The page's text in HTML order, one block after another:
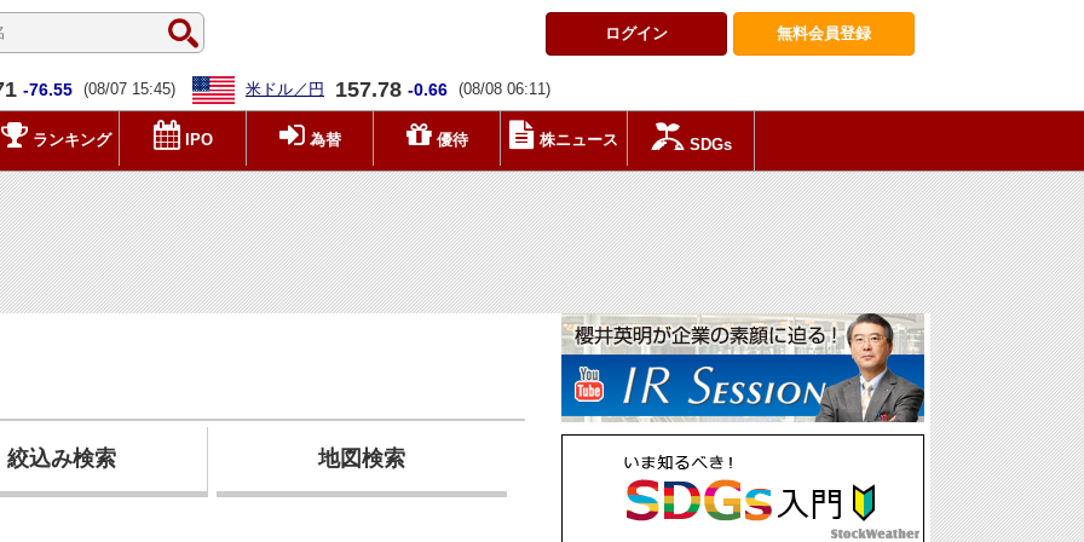
無料会員登録
ログイン
-76.55 (08/07 15:45) 米ドル／円 157.78 -0.66 (08/08 06:11)
ランキング IPO 為替 優待 株ニュース SDGs
絞込み検索 地図検索